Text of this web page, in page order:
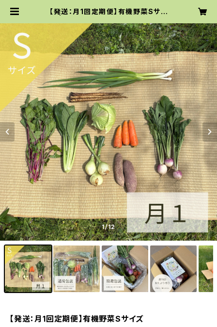
【発送：月1回定期便】有機野菜Sサイ
ばたけ
1/12
【発送：月1回定期便】有機野菜Sサイズ